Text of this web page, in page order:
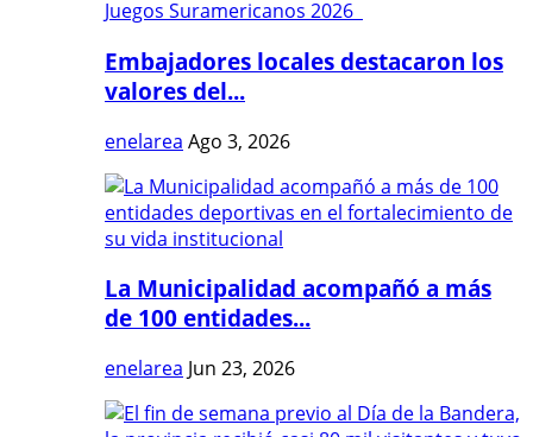
Embajadores locales destacaron los
valores del...
enelarea Ago 3, 2026
La Municipalidad acompañó a más
de 100 entidades...
enelarea Jun 23, 2026